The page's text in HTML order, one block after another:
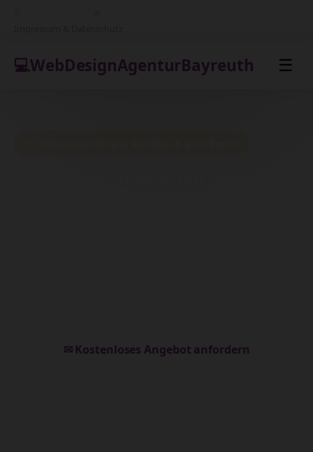
💻WebDesignAgenturBayreuth ☰
✉ Kostenloses Angebot anfordern